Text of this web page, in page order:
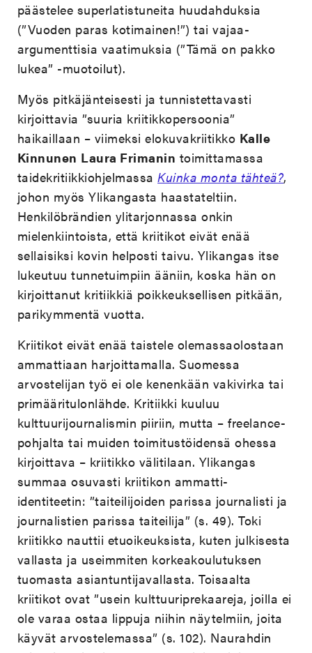
päästelee superlatistuneita huudahduksia
(”Vuoden paras kotimainen!”) tai vajaa-
argumenttisia vaatimuksia (”Tämä on pakko
lukea” -muotoilut).
Myös pitkäjänteisesti ja tunnistettavasti
kirjoittavia ”suuria kriitikkopersoonia”
haikaillaan – viimeksi elokuvakriitikko Kalle
Kinnunen Laura Frimanin toimittamassa
taidekritiikkiohjelmassaKuinka monta tähteä?,
johon myös Ylikangasta haastateltiin.
Henkilöbrändien ylitarjonnassa onkin
mielenkiintoista, että kriitikot eivät enää
sellaisiksi kovin helposti taivu. Ylikangas itse
lukeutuu tunnetuimpiin ääniin, koska hän on
kirjoittanut kritiikkiä poikkeuksellisen pitkään,
parikymmentä vuotta.
Kriitikot eivät enää taistele olemassaolostaan
ammattiaan harjoittamalla. Suomessa
arvostelijan työ ei ole kenenkään vakivirka tai
primääritulonlähde. Kritiikki kuuluu
kulttuurijournalismin piiriin, mutta – freelance-
pohjalta tai muiden toimitustöidensä ohessa
kirjoittava – kriitikko välitilaan. Ylikangas
summaa osuvasti kriitikon ammatti-
identiteetin: ”taiteilijoiden parissa journalisti ja
journalistien parissa taiteilija” (s. 49). Toki
kriitikko nauttii etuoikeuksista, kuten julkisesta
vallasta ja useimmiten korkeakoulutuksen
tuomasta asiantuntijavallasta. Toisaalta
kriitikot ovat ”usein kulttuuriprekaareja, joilla ei
ole varaa ostaa lippuja niihin näytelmiin, joita
käyvät arvostelemassa” (s. 102). Naurahdin